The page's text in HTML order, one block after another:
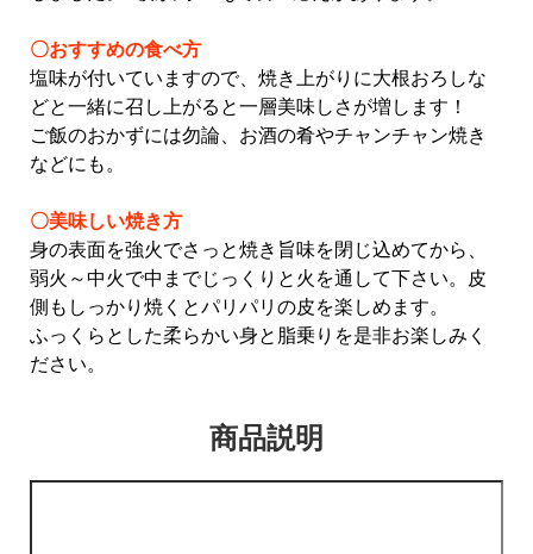
カスタマーハラスメントについて
〇おすすめの食べ方
塩味が付いていますので、焼き上がりに大根おろしな
どと一緒に召し上がると一層美味しさが増します！
ご飯のおかずには勿論、お酒の肴やチャンチャン焼き
などにも。
〇美味しい焼き方
身の表面を強火でさっと焼き旨味を閉じ込めてから、
弱火～中火で中までじっくりと火を通して下さい。
皮
側もしっかり焼くとパリパリの皮を楽しめます。
ふっくらとした柔らかい身と脂乗りを是非お楽しみく
ださい。
商品説明